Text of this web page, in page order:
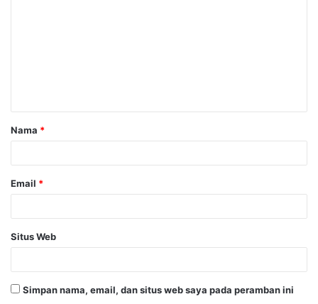
a
r
Nama *
Email *
Situs Web
Simpan nama, email, dan situs web saya pada peramban ini